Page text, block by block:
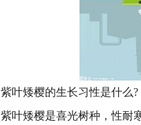
紫叶矮樱的生长习性是什么?
紫叶矮樱是喜光树种，性耐